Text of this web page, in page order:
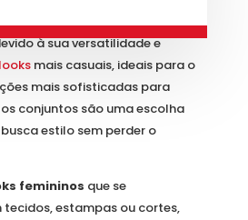
têm ganhado destaque no
à sua versatilidade e
looksmais casuais, ideais para o
mais sofisticadas para
conjuntos são uma escolha
estilo sem perder o
femininos que se
estampas ou cortes,